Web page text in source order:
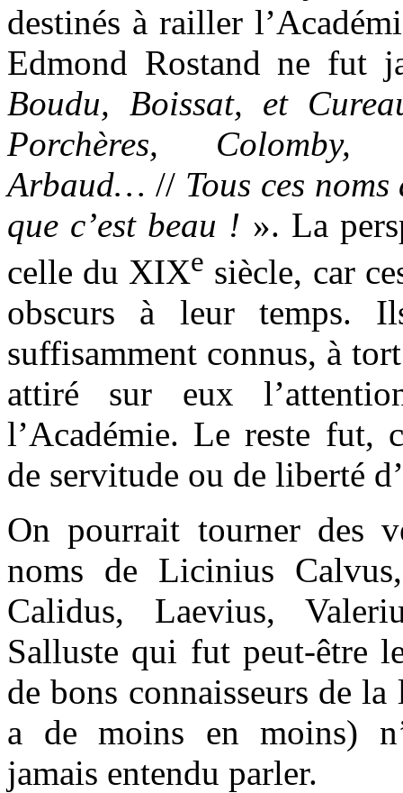
destinés à railler
Edmond Rostand ne fut
Boudu, Boissat, et
Porchères, Colomby,
Arbaud… // Tous ces
que c’est beau ! ». La
celle du XIXe siècle, car
obscurs à leur temps.
suffisamment connus, à
attiré sur eux
l’Académie. Le reste fut,
de servitude ou de liberté
On pourrait tourner des
noms de Licinius
Calidus, Laevius,
Salluste qui fut peut-être
de bons connaisseurs de
a de moins en moins)
jamais entendu parler.